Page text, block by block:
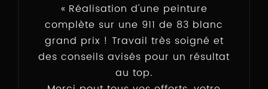
Réalisation d'une peinture
complète sur une 911 de 83 blanc
grand prix ! Travail très soigné et
des conseils avisés pour un résultat
au top.